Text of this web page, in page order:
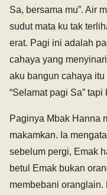
Sa, bersama mu”. Air
sudut mata ku tak
erat. Pagi ini adalah
cahaya yang
aku bangun cahaya
“Selamat pagi Sa”
Paginya Mbak Hanna
makamkan. Ia
sebelum pergi, Emak
betul Emak bukan
membebani oranglain.